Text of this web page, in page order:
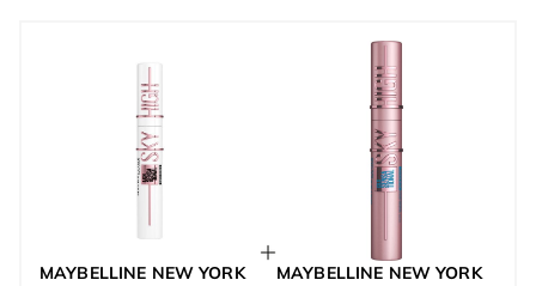
MAYBELLINE NEW YORK
MAYBELLINE NEW YORK